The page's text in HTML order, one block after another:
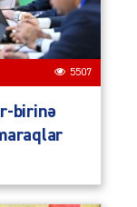
5507
birinə